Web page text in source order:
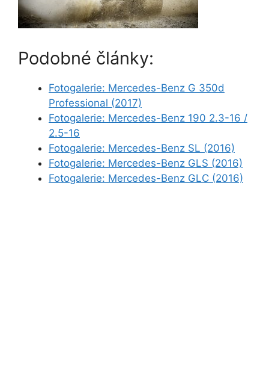
Podobné články:
Fotogalerie: Mercedes-Benz G 350d
Professional (2017)
Fotogalerie: Mercedes-Benz 190 2.3-16 /
2.5-16
Fotogalerie: Mercedes-Benz SL (2016)
Fotogalerie: Mercedes-Benz GLS (2016)
Fotogalerie: Mercedes-Benz GLC (2016)